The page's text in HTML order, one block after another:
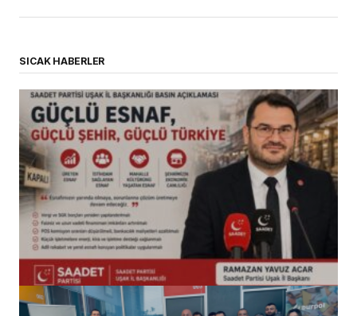
SICAK HABERLER
(başlıksız)
Alaattin Karahan tarafından 14/07/2026